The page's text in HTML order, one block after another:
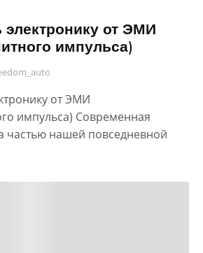
электронику от ЭМИ
импульса)
от ЭМИ
импульса) Современная
частью нашей повседневной